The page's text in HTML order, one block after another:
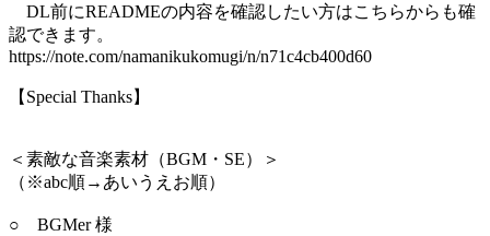
DL前にREADMEの内容を確認したい方はこちらからも確
認できます。
https://note.com/namanikukomugi/n/n71c4cb400d60
【Special Thanks】
＜素敵な音楽素材（BGM・SE）＞
（※abc順→あいうえお順）
○ BGMer 様